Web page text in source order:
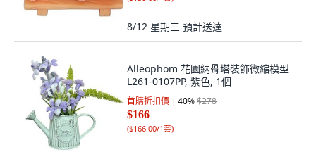
8/12 星期三 預計送達
Alleophom 花園納骨塔裝飾微縮模型
L261-0107PP, 紫色, 1個
首購折扣價 40%$278
$166
($166.00/1套)